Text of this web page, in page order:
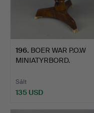
196. BOER WAR P.O.W
MINIATYRBORD.
Sålt
135 USD